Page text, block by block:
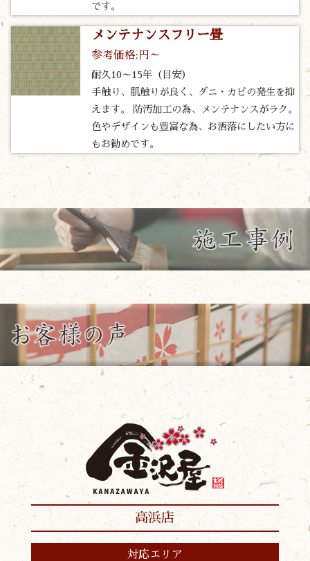
です。
メンテナンスフリー畳
参考価格:円～
耐久10～15年（目安）
手触り、肌触りが良く、ダニ・カビの発生を抑
えます。 防汚加工の為、メンテナンスがラク。
色やデザインも豊富な為、お洒落にしたい方に
もお勧めです。
高浜店
対応エリア